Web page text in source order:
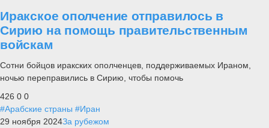
Иракское ополчение отправилось в
Сирию на помощь правительственным
войскам
Сотни бойцов иракских ополченцев, поддерживаемых Ираном,
ночью переправились в Сирию, чтобы помочь
426 0 0
#Арабские страны #Иран
29 ноября 2024За рубежом